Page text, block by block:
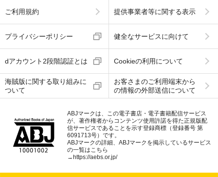
ご利用規約 提供事業者等に関する表示
プライバシーポリシー 健全なサービスに向けて
dアカウント2段階認証とは Cookieの利用について
海賊版に関する取り組みに
ついて
お客さまのご利用端末から
の情報の外部送信について
ABJマークは、この電子書店・電子書籍配信サービス
が、著作権者からコンテンツ使用許諾を得た正規版配
信サービスであることを示す登録商標（登録番号 第
6091713号）です。
ABJマークの詳細、ABJマークを掲示しているサービス
の一覧はこちら
→https://aebs.or.jp/